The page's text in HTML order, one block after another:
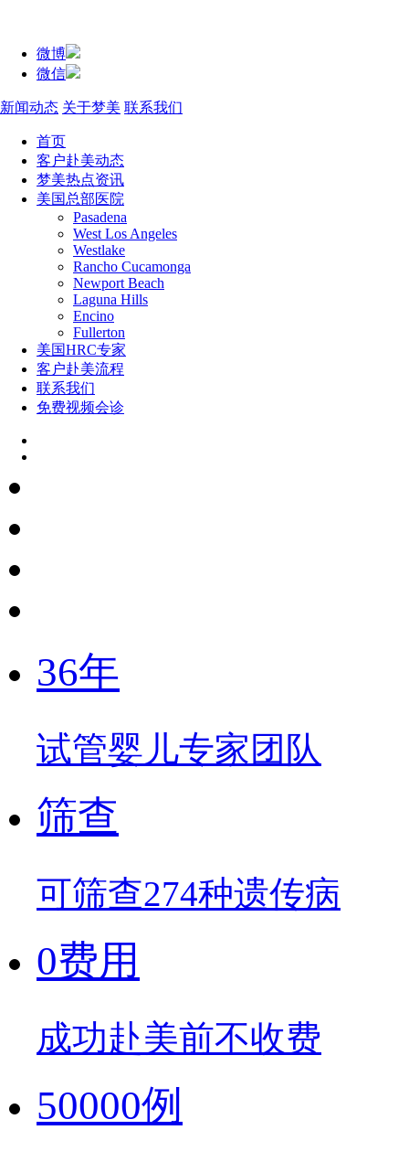
微博
微信
新闻动态 关于梦美 联系我们
首页
客户赴美动态
梦美热点资讯
美国总部医院
Pasadena
West Los Angeles
Westlake
Rancho Cucamonga
Newport Beach
Laguna Hills
Encino
Fullerton
美国HRC专家
客户赴美流程
联系我们
免费视频会诊
36年
试管婴儿专家团队
筛查
可筛查274种遗传病
0费用
成功赴美前不收费
50000例